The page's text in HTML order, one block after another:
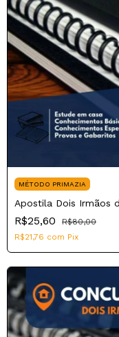
MÉTODO PRIMAZIA
Apostila Dois Irmãos
R$25,60
R$80,00
R$21,76 com Pix